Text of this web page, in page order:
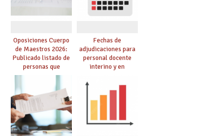
Oposiciones Cuerpo
de Maestros 2026:
Publicado listado de
personas que
adquieren nueva
especialidad
Fechas de
adjudicaciones para
personal docente
interino y en
debes saber